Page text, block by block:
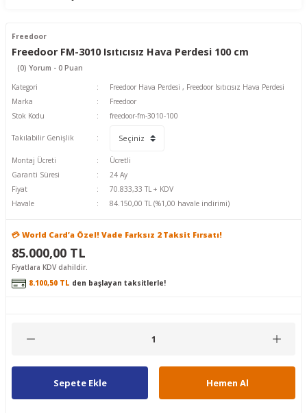
Freedoor
Freedoor FM-3010 Isıtıcısız Hava Perdesi 100 cm
(0) Yorum - 0 Puan
Kategori
Freedoor Hava Perdesi , Freedoor Isıtıcısız Hava Perdesi
Marka
Freedoor
Stok Kodu
freedoor-fm-3010-100
Takılabilir Genişlik
Montaj Ücreti
Ücretli
Garanti Süresi
24 Ay
Fiyat
70.833,33 TL + KDV
Havale
84.150,00 TL (%1,00 havale indirimi)
💳 World Card’a Özel! Vade Farksız 2 Taksit Fırsatı!
85.000,00 TL
Fiyatlara KDV dahildir.
8.100,50 TL den başlayan taksitlerle!
Sepete Ekle Hemen Al